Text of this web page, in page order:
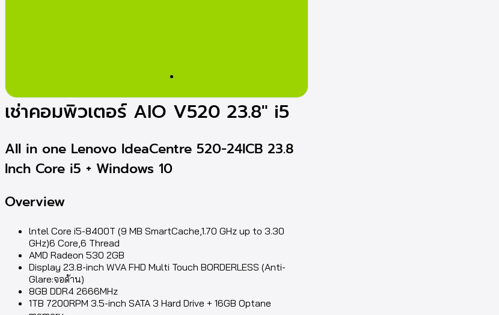
เช่าคอมพิวเตอร์ AIO V520 23.8″ i5
All in one Lenovo IdeaCentre 520-24ICB 23.8
Inch Core i5 + Windows 10
Overview
lntel Core i5-8400T (9 MB SmartCache,1.70 GHz up to 3.30
GHz)6 Core,6 Thread
AMD Radeon 530 2GB
Display 23.8-inch WVA FHD Multi Touch BORDERLESS (Anti-
Glare:จอด้าน)
8GB DDR4 2666MHz
1TB 7200RPM 3.5-inch SATA 3 Hard Drive + 16GB Optane